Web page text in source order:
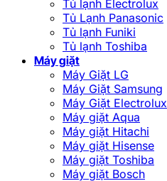
Tủ lạnh Electrolux
Tủ Lạnh Panasonic
Tủ lạnh Funiki
Tủ lạnh Toshiba
Máy giặt
Máy Giặt LG
Máy Giặt Samsung
Máy Giặt Electrolux
Máy giặt Aqua
Máy giặt Hitachi
Máy giặt Hisense
Máy giặt Toshiba
Máy giặt Bosch